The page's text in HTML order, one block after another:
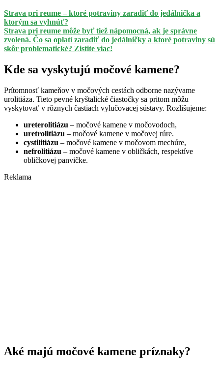
Strava pri reume – ktoré potraviny zaradiť do jedálnička a
ktorým sa vyhnúť?
Strava pri reume môže byť tiež nápomocná, ak je správne
zvolená. Čo sa oplatí zaradiť do jedálničky a ktoré potraviny sú
skôr problematické? Zistite viac!
Kde sa vyskytujú močové kamene?
Prítomnosť kameňov v močových cestách odborne nazývame
urolitiáza. Tieto pevné kryštalické čiastočky sa pritom môžu
vyskytovať v rôznych častiach vylučovacej sústavy. Rozlišujeme:
ureterolitiázu – močové kamene v močovodoch,
uretrolitiázu – močové kamene v močovej rúre.
cystilitiázu – močové kamene v močovom mechúre,
nefrolitiázu – močové kamene v obličkách, respektíve
obličkovej panvičke.
Reklama
Aké majú močové kamene príznaky?